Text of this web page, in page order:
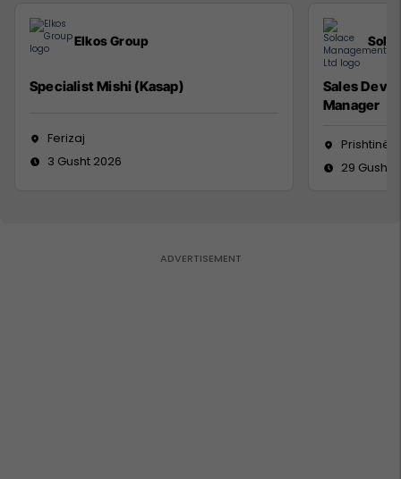
Elkos Group
Specialist Mishi (Kasap)
Ferizaj
3 Gusht 2026
Sales
Manager
Prishtinë
29 Gusht